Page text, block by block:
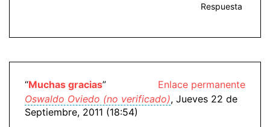
Respuesta
Enlace permanente
“Muchas gracias”
Oswaldo Oviedo (no verificado), Jueves 22 de
Septiembre, 2011 (18:54)